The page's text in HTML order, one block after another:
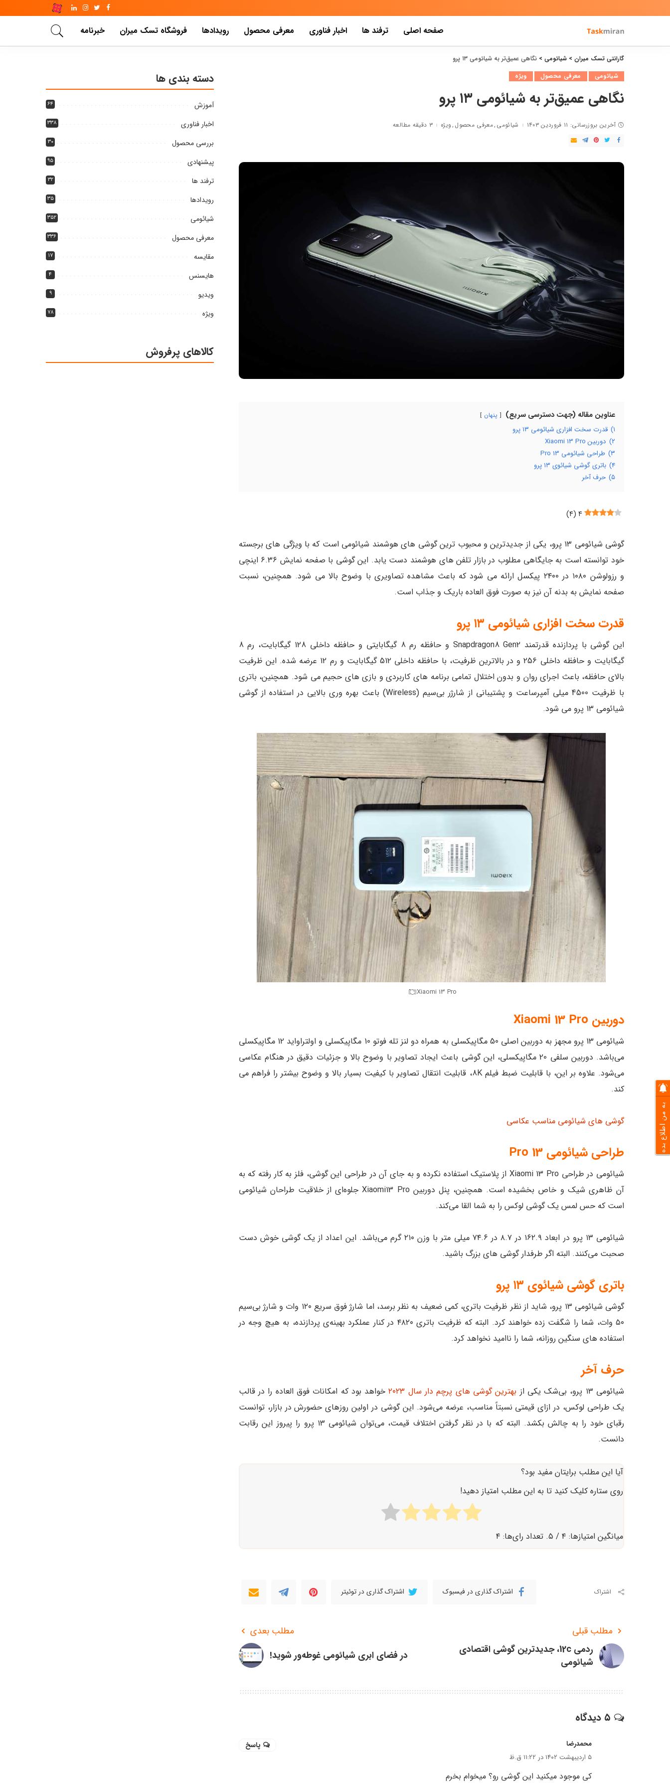
صفحه اصلی ترفند ها اخبار فناوری معرفی محصول رویدادها فروشگاه تسک میران خبرنامه
گارانتی تسک میران > شیائومی > نگاهی عمیق‌تر به شیائومی ۱۳ پرو
شیائومی
معرفی محصول ویژه
نگاهی عمیق‌تر به شیائومی ۱۳ پرو
آخرین بروزرسانی: ۱۱ فروردین ۱۴۰۳ شیائومی معرفی محصول ویژه ۳ دقیقه مطالعه
عناوین مقاله (جهت دسترسی سریع) پنهان
۱) قدرت سخت افزاری شیائومی ۱۳ پرو
۲) دوربین Xiaomi 13 Pro
۳) طراحی شیائومی 13 Pro
۴) باتری گوشی شیائوی ۱۳ پرو
۵) حرف آخر
۴ (۴)
گوشی شیائومی ۱۳ پرو، یکی از جدیدترین و محبوب ترین گوشی های هوشمند شیائومی است که با ویژگی های برجسته
خود توانسته است به جایگاهی مطلوب در بازار تلفن های هوشمند دست یابد. این گوشی با صفحه نمایش ۶.۳۶ اینچی
و رزولوشن ۱۰۸۰ در ۲۴۰۰ پیکسل ارائه می شود که باعث مشاهده تصاویری با وضوح بالا می شود. همچنین، نسبت
صفحه نمایش به بدنه آن نیز به صورت فوق العاده باریک و جذاب است.
قدرت سخت افزاری شیائومی ۱۳ پرو
این گوشی با پردازنده قدرتمند Snapdragon8 Gen2 و حافظه رم 8 گیگابایتی و حافظه داخلی 128 گیگابایت، رم 8
گیگابایت و حافظه داخلی 256 و در بالاترین ظرفیت، با حافظه داخلی 512 گیگابایت و رم 12 عرضه شده. این ظرفیت
بالای حافظه، باعث اجرای روان و بدون اختلال تمامی برنامه های کاربردی و بازی های حجیم می شود. همچنین، باتری
با ظرفیت 4500 میلی آمپرساعت و پشتیبانی از شارژر بی‌سیم (Wireless) باعث بهره وری بالایی در استفاده از گوشی
شیائومی 13 پرو می شود.
Xiaomi 13 Pro
دوربین Xiaomi 13 Pro
شیائومی 13 پرو مجهز به دوربین اصلی 50 مگاپیکسلی به همراه دو لنز تله فوتو 10 مگاپیکسلی و اولتراواید 12 مگاپیکسلی
می‌باشد. دوربین سلفی 20 مگاپیکسلی، این گوشی باعث ایجاد تصاویر با وضوح بالا و جزئیات دقیق در هنگام عکاسی
می‌شود. علاوه بر این، با قابلیت ضبط فیلم 8K، قابلیت انتقال تصاویر با کیفیت بسیار بالا و وضوح بیشتر را فراهم می
کند.
گوشی های شیائومی مناسب عکاسی
طراحی شیائومی 13 Pro
شیائومی در طراحی Xiaomi 13 Pro از پلاستیک استفاده نکرده و به جای آن در طراحی این گوشی، فلز به کار رفته که به
آن ظاهری شیک و خاص بخشیده است. همچنین، پنل دوربین Xiaomi13 Pro جلوه‌ای از خلاقیت طراحان شیائومی
است که حس لمس یک گوشی لوکس را به شما القا می‌کند.
شیائومی ۱۳ پرو در ابعاد ۱۶۲.۹ در ۸.۷ در ۷۴.۶ میلی متر با وزن ۲۱۰ گرم می‌باشد. این اعداد از یک گوشی خوش دست
صحبت می‌کنند. البته اگر طرفدار گوشی های بزرگ باشید.
باتری گوشی شیائوی ۱۳ پرو
گوشی شیائومی ۱۳ پرو، شاید از نظر ظرفیت باتری، کمی ضعیف به نظر برسد، اما شارژ فوق سریع ۱۲۰ وات و شارژ بی‌سیم
۵۰ وات، شما را شگفت زده خواهند کرد. البته که ظرفیت باتری ۴۸۲۰ در کنار عملکرد بهینه‌ی پردازنده، به هیچ وجه در
استفاده های سنگین روزانه، شما را ناامید نخواهد کرد.
حرف آخر
شیائومی ۱۳ پرو، بی‌شک یکی از بهترین گوشی های پرچم دار سال ۲۰۲۳
خواهد بود که امکانات فوق العاده را در قالب
یک طراحی لوکس، در ازای قیمتی نسبتاً مناسب، عرضه می‌شود. این گوشی در اولین روزهای حضورش در بازار، توانست
رقبای خود را به چالش بکشد. البته که با در نظر گرفتن اختلاف قیمت، می‌توان شیائومی ۱۳ پرو را پیروز این رقابت
دانست.
آیا این مطلب برایتان مفید بود؟
روی ستاره کلیک کنید تا به این مطلب امتیاز دهید!
میانگین امتیازها: ۴ / ۵. تعداد رای‌ها: ۴
اشتراک اشتراک گذاری در فیسبوک اشتراک گذاری در توئیتر
مطلب قبلی
ردمی 12c، جدیدترین گوشی اقتصادی
شیائومی
مطلب بعدی
در فضای ابری شیائومی غوطه‌ور شوید!
۵ دیدگاه
محمدرضا
۵ اردیبهشت ۱۴۰۲ در ۱۱:۲۲ ق.ظ
کی موجود میکنید این گوشی رو؟ میخوام بخرم
پاسخ
دسته بندی ها
آموزش ۶۴
اخبار فناوری ۳۳۸
بررسی محصول ۳۰
پیشنهادی ۹۵
ترفند ها ۳۲
رویدادها ۳۵
شیائومی ۳۵۲
معرفی محصول ۳۳۶
مقایسه ۱۷
هایسنس ۴
ویدیو ۹
ویژه ۷۸
کالاهای پرفروش
به من اطلاع بده